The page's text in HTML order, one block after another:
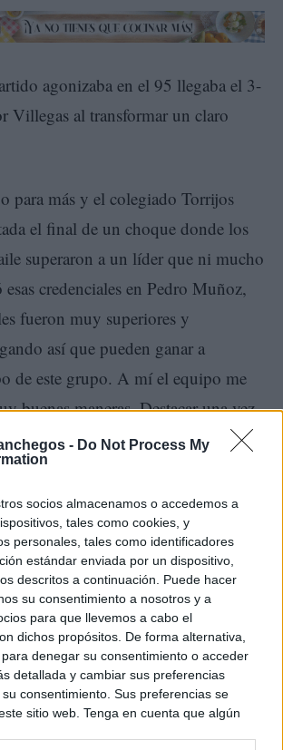
- Do Not Process My
socios almacenamos o accedemos a
tales como cookies, y
personales, tales como identificadores
estándar enviada por un dispositivo,
descritos a continuación. Puede hacer
su consentimiento a nosotros y a
para que llevemos a cabo el
dichos propósitos. De forma alternativa,
denegar su consentimiento o acceder
detallada y cambiar sus preferencias
consentimiento. Sus preferencias se
sitio web. Tenga en cuenta que algún
agonizaba en el 95 llegaba el 3-
Villegas al transformar un claro
para más y el colegiado Torrijos
el final de un choque donde los
superaron a un líder que ni mucho
esas credenciales en Pedro Muñoz,
fueron muy superiores y
así que pueden ganar a
de este grupo. A mí el equipo me
buenas maneras. Destacar una vez
que arropó a los suyos en todo
fieles como cada vez que juega el
Ramos.
a ningún jugador sin mencionar
estuvo a la altura de un buen